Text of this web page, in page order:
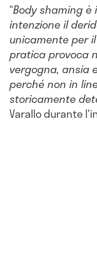
“Body shaming è
intenzione il
unicamente per
pratica provoca
vergogna, ansia
perché non in
storicamente
Varallo durante